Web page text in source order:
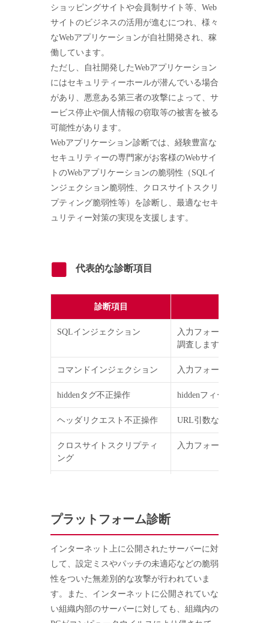
診断レ
ポート
脆弱性診断結果、対策案
診断報
告会
オプション
ショッピングサイトや会員制サイト等、Web
サイトのビジネスの活用が進むにつれ、様々
なWebアプリケーションが自社開発され、稼
働しています。
ただし、自社開発したWebアプリケーション
にはセキュリティーホールが潜んでいる場合
があり、悪意ある第三者の攻撃によって、サ
ービス停止や個人情報の窃取等の被害を被る
可能性があります。
Webアプリケーション診断では、経験豊富な
セキュリティーの専門家がお客様のWebサイ
トのWebアプリケーションの脆弱性（SQLイ
ンジェクション脆弱性、クロスサイトスクリ
プティング脆弱性等）を診断し、最適なセキ
ュリティー対策の実現を支援します。
代表的な診断項目
診断項目
SQLインジェクション
入力フォームに特別な
調査します。
コマンドインジェクション 入力フォームに特別な
hiddenタグ不正操作 hiddenフィールドに設
ヘッダリクエスト不正操作 URL引数などHTTPリ
クロスサイトスクリプティ
ング
入力フォームに特別な
プラットフォーム診断
インターネット上に公開されたサーバーに対
して、設定ミスやパッチの未適応などの脆弱
性をついた無差別的な攻撃が行われていま
す。また、インターネットに公開されていな
い組織内部のサーバーに対しても、組織内の